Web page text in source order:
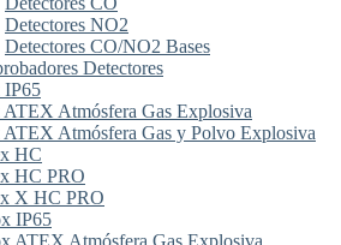
Detectores NO2
Detectores CO/NO2 Bases
Detectores
Atmósfera Gas Explosiva
Atmósfera Gas y Polvo Explosiva
HC
HC PRO
X HC PRO
IP65
ATEX Atmósfera Gas Explosiva